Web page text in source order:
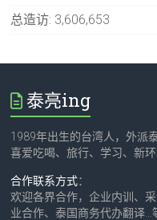
总造访: 3,606,653
泰亮ing
1989年出生的台湾人，外派
喜爱吃喝、旅行、学习、新
合作联系方式：
欢迎各界合作，企业内训、
业合作、泰国商务代办翻译…